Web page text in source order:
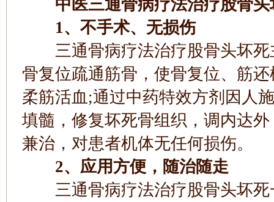
中医三通骨病疗法治疗股骨头
1、不手术、无损伤
三通骨病疗法治疗股骨头坏死
骨复位疏通筋骨，使骨复位、筋
柔筋活血;通过中药特效方剂因人
填髓，修复坏死骨组织，调内达
兼治，对患者机体无任何损伤。
2、应用方便，随治随走
三通骨病疗法治疗股骨头坏死